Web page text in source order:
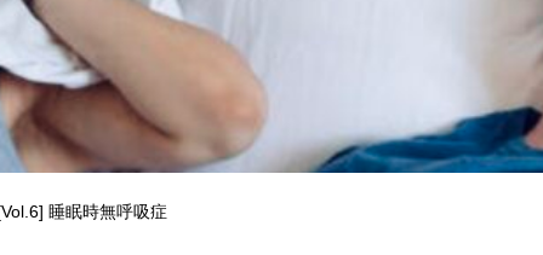
Sleep Post [Vol.6] 睡眠時無呼吸症